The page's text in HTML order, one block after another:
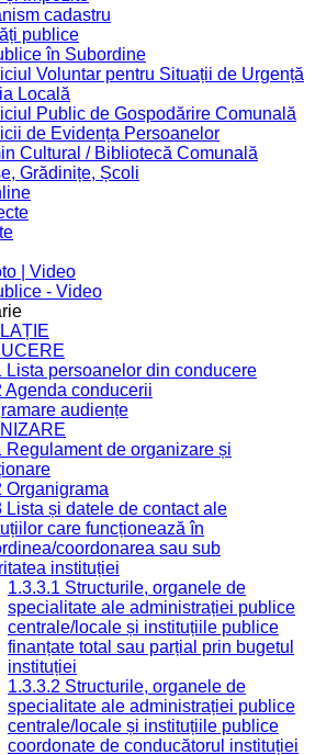
cadastru
publice
în Subordine
Voluntar pentru Situații de Urgență
Locală
Public de Gospodărire Comunală
de Evidența Persoanelor
Cultural / Bibliotecă Comunală
Grădinițe, Școli
| Video
- Video
Lista persoanelor din conducere
Agenda conducerii
audiențe
Regulament de organizare și
Organigrama
Lista și datele de contact ale
care funcționează în
coordonarea sau sub
instituției
1.3.3.1 Structurile, organele de
specialitate ale administrației publice
centrale/locale și instituțiile publice
finanțate total sau parțial prin bugetul
instituției
1.3.3.2 Structurile, organele de
specialitate ale administrației publice
centrale/locale și instituțiile publice
coordonate de conducătorul instituției